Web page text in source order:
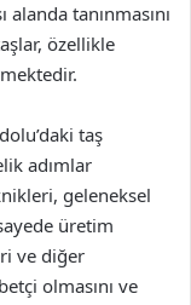
tanınmasını
özellikle
taş
adımlar
geleneksel
üretim
ve diğer
olmasını ve